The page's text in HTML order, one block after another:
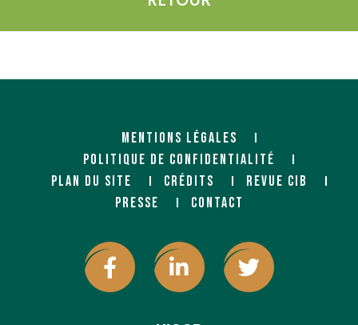
MENTIONS LÉGALES
POLITIQUE DE CONFIDENTIALITÉ
PLAN DU SITE
CRÉDITS
REVUE CIB
PRESSE
CONTACT